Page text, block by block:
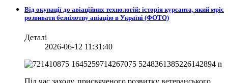
Від окупації до авіаційних технологій: історія курсанта, який мріє
розвивати безпілотну авіацію в Україні (ФОТО)
Деталі
2026-06-12 11:31:40
Під час заходу, присвяченого розвитку ветеранського